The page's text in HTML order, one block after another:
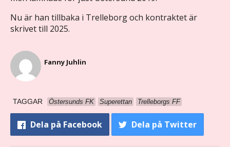
Nu är han tillbaka i Trelleborg och kontraktet är
skrivet till 2025.
Fanny Juhlin
TAGGAR Östersunds FK Superettan Trelleborgs FF
Dela på Facebook Dela på Twitter